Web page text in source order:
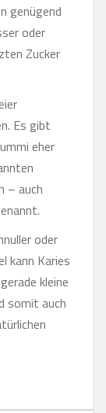
genügend
oder
Zucker
Es gibt
eher
– auch
oder
kann Karies
kleine
somit auch